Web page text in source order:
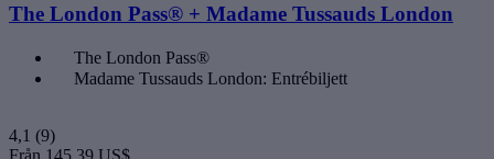
The London Pass® + Madame Tussauds London
The London Pass®
Madame Tussauds London: Entrébiljett
4,1 (9)
Från 145,39 US$